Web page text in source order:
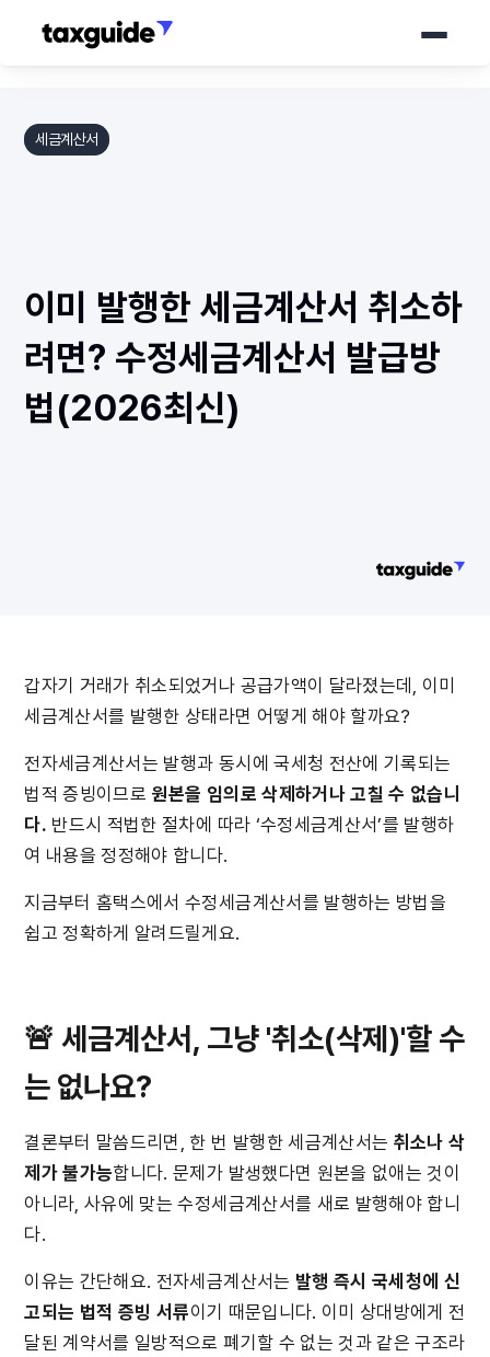
세금계산서
이미 발행한 세금계산서 취소하
려면? 수정세금계산서 발급방
법(2026최신)
갑자기 거래가 취소되었거나 공급가액이 달라졌는데, 이미
세금계산서를 발행한 상태라면 어떻게 해야 할까요?
전자세금계산서는 발행과 동시에 국세청 전산에 기록되는
법적 증빙이므로 원본을 임의로 삭제하거나 고칠 수 없습니
다. 반드시 적법한 절차에 따라 ‘수정세금계산서’를 발행하
여 내용을 정정해야 합니다.
지금부터 홈택스에서 수정세금계산서를 발행하는 방법을
쉽고 정확하게 알려드릴게요.
🚨 세금계산서, 그냥 '취소(삭제)'할 수
는 없나요?
결론부터 말씀드리면, 한 번 발행한 세금계산서는 취소나 삭
제가 불가능합니다. 문제가 발생했다면 원본을 없애는 것이
아니라, 사유에 맞는 수정세금계산서를 새로 발행해야 합니
다.
이유는 간단해요. 전자세금계산서는 발행 즉시 국세청에 신
고되는 법적 증빙 서류이기 때문입니다. 이미 상대방에게 전
달된 계약서를 일방적으로 폐기할 수 없는 것과 같은 구조라
소개서